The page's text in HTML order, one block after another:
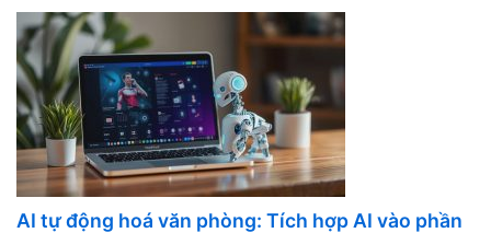
AI tự động hoá văn phòng: Tích hợp AI vào phần